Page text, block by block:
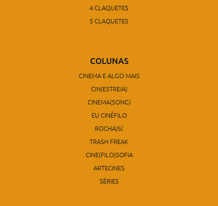
4 CLAQUETES
5 CLAQUETES
COLUNAS
CINEMA E ALGO MAIS
CIN(ESTREIA)
CINEMA(SONG)
EU CINÉFILO
ROCHA)S(
TRASH FREAK
CINE(FILO)SOFIA
ARTECINES
SÉRIES